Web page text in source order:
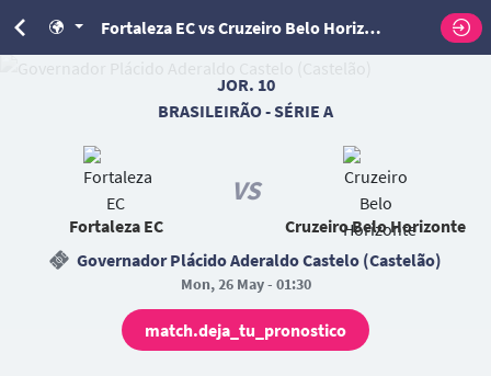
Fortaleza EC vs Cruzeiro Belo Horizonte
JOR. 10
BRASILEIRÃO - SÉRIE A
Fortaleza EC
VS
Cruzeiro Belo Horizonte
Governador Plácido Aderaldo Castelo (Castelão)
Mon, 26 May - 01:30
match.deja_tu_pronostico